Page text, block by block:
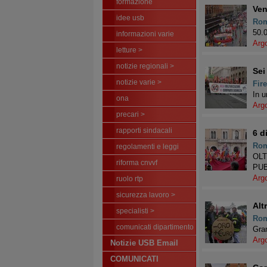
formazione
idee usb
informazioni varie
letture >
notizie regionali >
notizie varie >
ona
precari >
rapporti sindacali
regolamenti e leggi
riforma cnvvf
ruolo rtp
sicurezza lavoro >
specialisti >
comunicati dipartimento
Notizie USB Email
COMUNICATI
Sei
In
6